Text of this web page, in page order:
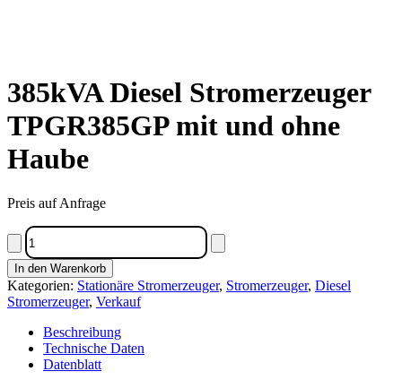
385kVA Diesel Stromerzeuger
TPGR385GP mit und ohne
Haube
Preis auf Anfrage
385kVA
Diesel
Stromerzeuger
TPGR385GP
mit
und
ohne
Haube
Menge
In den Warenkorb
Kategorien: Stationäre Stromerzeuger, Stromerzeuger, Diesel
Stromerzeuger, Verkauf
Beschreibung
Technische Daten
Datenblatt